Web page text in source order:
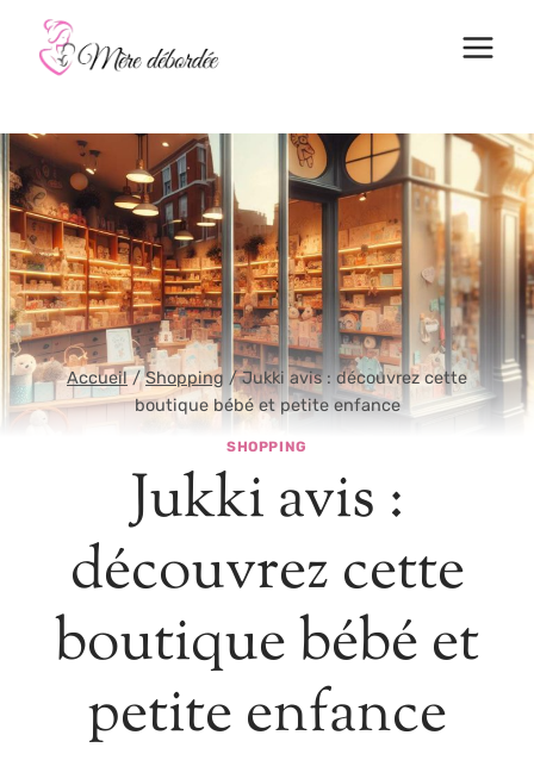
contenu
Accueil / Shopping / Jukki avis : découvrez cette
boutique bébé et petite enfance
SHOPPING
Jukki avis :
découvrez cette
boutique bébé et
petite enfance